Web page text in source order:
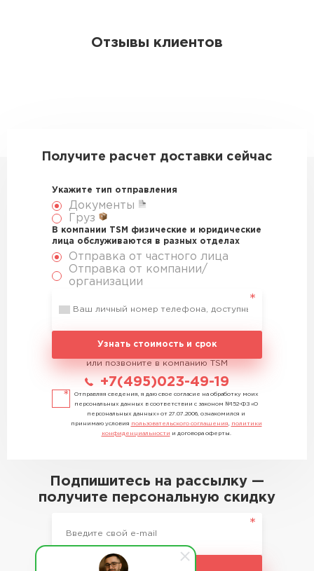
Отзывы клиентов
Получите расчет доставки сейчас
Укажите тип отправления
Документы
Груз
В компании TSM физические и юридические
лица обслуживаются в разных отделах
Отправка от частного лица
Отправка от компании/
организации
Узнать стоимость и срок
или позвоните в компанию TSM
+7(495)023-49-19
Отправляя сведения, я даю свое согласие на обработку моих
персональных данных в соответствии с законом №152-ФЗ «О
персональных данных» от 27.07.2006, ознакомился и
принимаю условия пользовательского соглашения
политики
конфиденциальности и договора оферты.
Подпишитесь на рассылку —
получите персональную скидку
Подписаться